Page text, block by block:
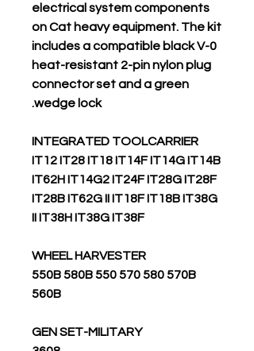
electrical system components
on Cat heavy equipment. The kit
includes a compatible black V-0
heat-resistant 2-pin nylon plug
connector set and a green
wedge lock.
INTEGRATED TOOLCARRIER
IT12 IT28 IT18 IT14F IT14G IT14B
IT62H IT14G2 IT24F IT28G IT28F
IT28B IT62G II IT18F IT18B IT38G
II IT38H IT38G IT38F
WHEEL HARVESTER
550B 580B 550 570 580 570B
560B
GEN SET-MILITARY